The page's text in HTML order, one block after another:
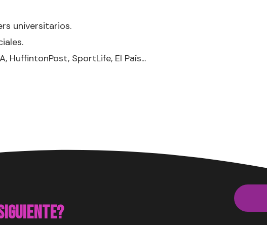
universitarios.
HuffintonPost, SportLife, El País...